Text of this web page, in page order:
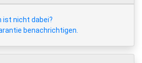
ist nicht dabei?
benachrichtigen.